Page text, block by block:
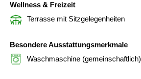
Wellness & Freizeit
Terrasse mit Sitzgelegenheiten
Besondere Ausstattungsmerkmale
Waschmaschine (gemeinschaftlich)